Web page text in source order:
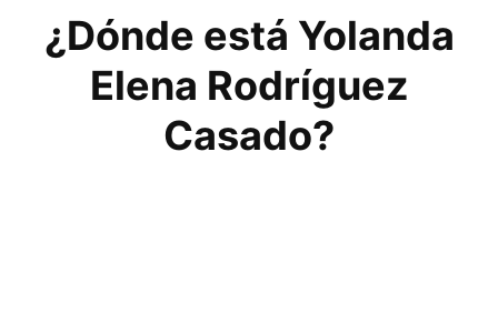
¿Dónde está Yolanda
Elena Rodríguez
Casado?